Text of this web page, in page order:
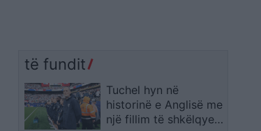
të fundit
Tuchel hyn në
historinë e Anglisë me
një fillim të shkëlqyer